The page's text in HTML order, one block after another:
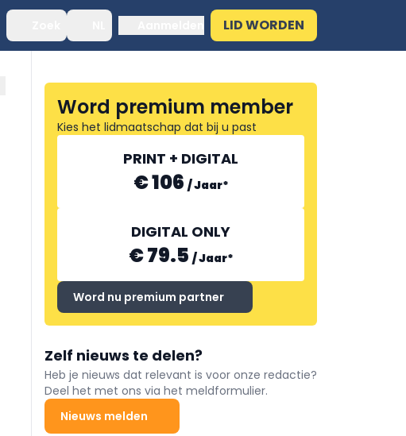
LID WORDEN
Word premium member
Kies het lidmaatschap dat bij u past
PRINT + DIGITAL
€ 106 /Jaar*
DIGITAL ONLY
€ 79.5 /Jaar*
Word nu premium partner
Zelf nieuws te delen?
Heb je nieuws dat relevant is voor onze redactie?
Deel het met ons via het meldformulier.
Nieuws melden